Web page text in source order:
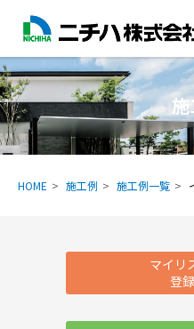
HOME 施工例 施工例一覧
マイリ
登